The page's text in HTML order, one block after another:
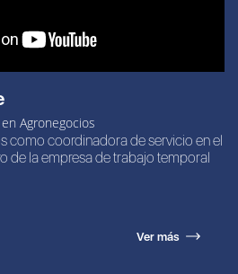
Agronegocios
como coordinadora de servicio en el
de la empresa de trabajo temporal
Ver más